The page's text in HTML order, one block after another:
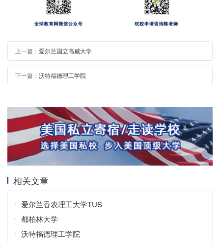
上一篇： 爱尔兰国立高威大学
下一篇： 沃特福德理工学院
相关文章
爱尔兰香农理工大学TUS
都柏林大学
沃特福德理工学院